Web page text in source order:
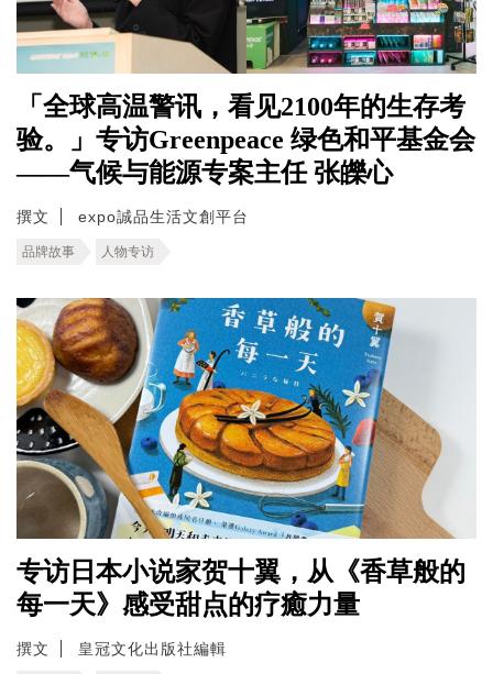
「全球高温警讯，看见2100年的生存考
验。」专访Greenpeace 绿色和平基金会
——气候与能源专案主任 张皪心
撰文 expo誠品生活文創平台
品牌故事 人物专访
专访日本小说家贺十翼，从《香草般的
每一天》感受甜点的疗癒力量
撰文 皇冠文化出版社編輯